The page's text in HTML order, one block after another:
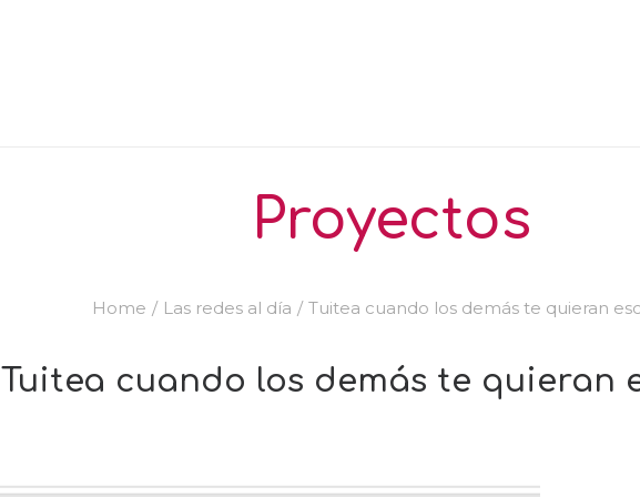
Proyectos
Home Las redes al día Tuitea cuando los demás te quieran
Tuitea cuando los demás te quieran